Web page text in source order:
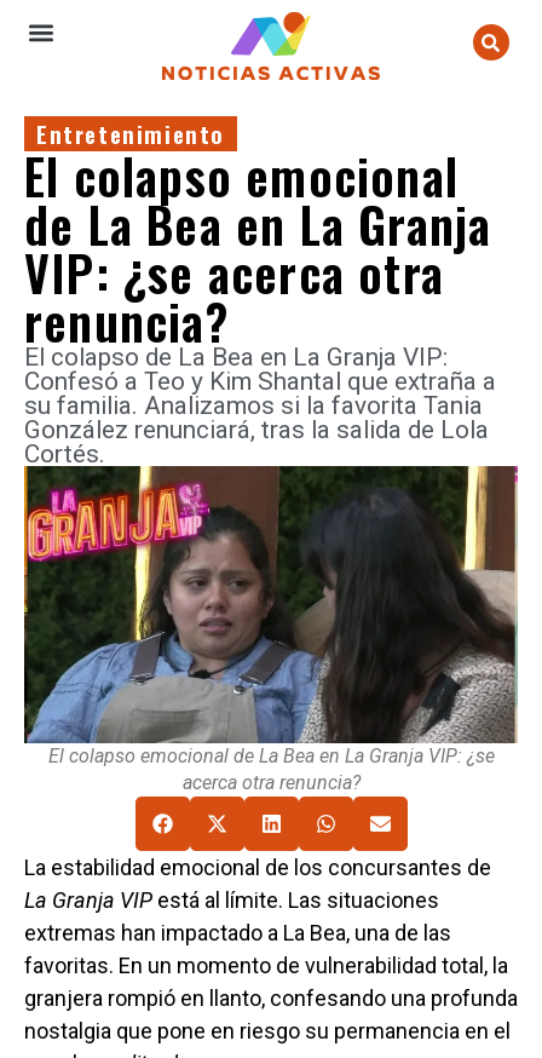
Entretenimiento
El colapso emocional
de La Bea en La Granja
VIP: ¿se acerca otra
renuncia?
El colapso de La Bea en La Granja VIP:
Confesó a Teo y Kim Shantal que extraña a
su familia. Analizamos si la favorita Tania
González renunciará, tras la salida de Lola
Cortés.
El colapso emocional de La Bea en La Granja VIP: ¿se
acerca otra renuncia?
La estabilidad emocional de los concursantes de
La Granja VIP está al límite. Las situaciones
extremas han impactado a La Bea, una de las
favoritas. En un momento de vulnerabilidad total, la
granjera rompió en llanto, confesando una profunda
nostalgia que pone en riesgo su permanencia en el